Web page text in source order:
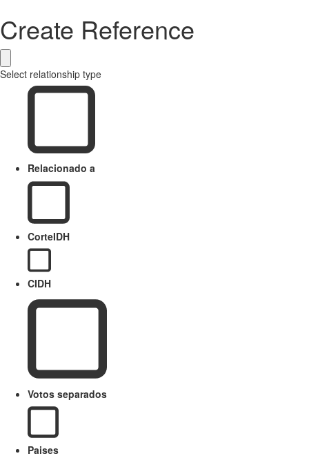
Create Reference
Select relationship type
Relacionado a
CorteIDH
CIDH
Votos separados
Paises